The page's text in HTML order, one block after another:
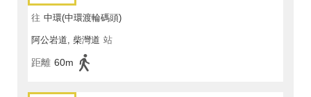
往 中環(中環渡輪碼頭)
阿公岩道, 柴灣道 站
距離 60m